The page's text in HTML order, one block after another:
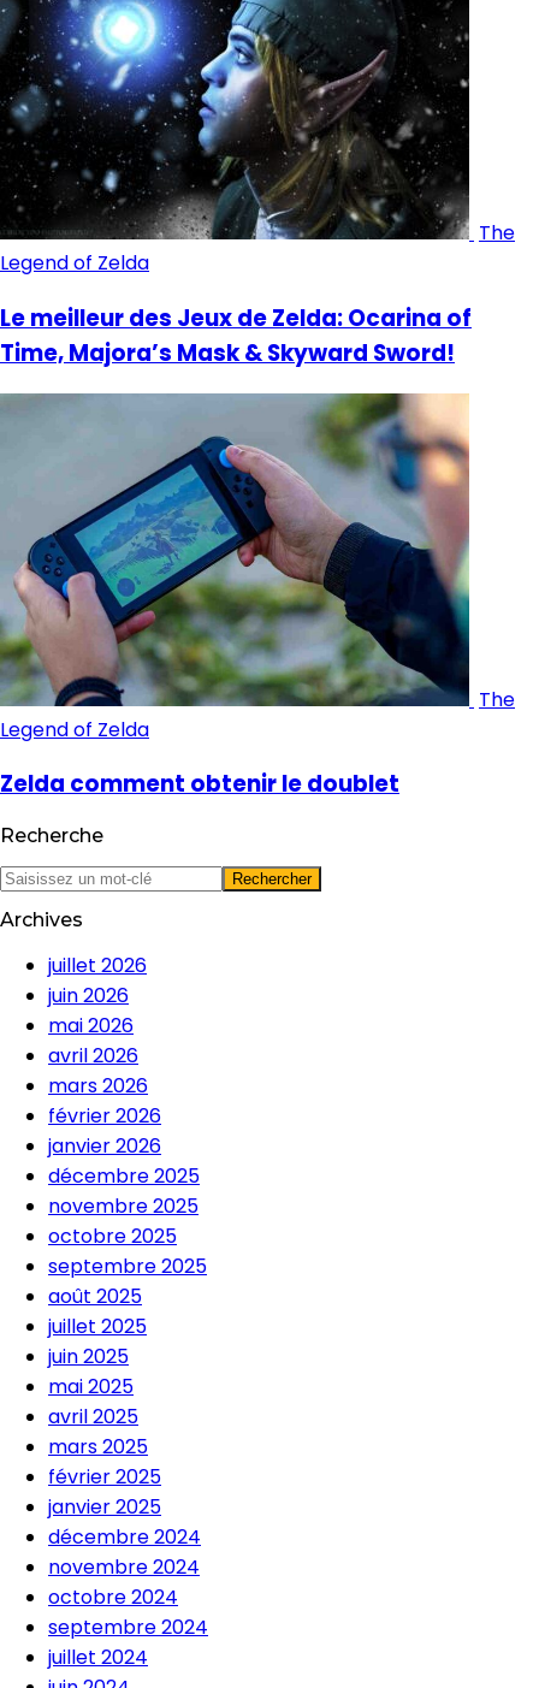
The
Legend of Zelda
Le meilleur des Jeux de Zelda: Ocarina of
Time, Majora’s Mask & Skyward Sword!
The
Legend of Zelda
Zelda comment obtenir le doublet
Recherche
Archives
juillet 2026
juin 2026
mai 2026
avril 2026
mars 2026
février 2026
janvier 2026
décembre 2025
novembre 2025
octobre 2025
septembre 2025
août 2025
juillet 2025
juin 2025
mai 2025
avril 2025
mars 2025
février 2025
janvier 2025
décembre 2024
novembre 2024
octobre 2024
septembre 2024
juillet 2024